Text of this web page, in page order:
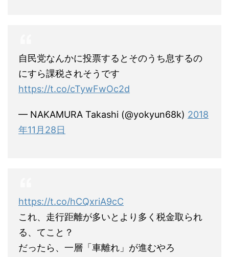
自民党なんかに投票するとそのうち息するの
にすら課税されそうです
https://t.co/cTywFwOc2d
— NAKAMURA Takashi (@yokyun68k) 2018
年11月28日
https://t.co/hCQxriA9cC
これ、走行距離が多いとより多く税金取られ
る、てこと？
だったら、一層「車離れ」が進むやろ